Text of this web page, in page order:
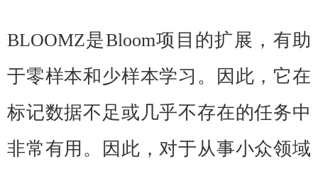
BLOOMZ是Bloom项目的扩展，有助
于零样本和少样本学习。因此，它在
标记数据不足或几乎不存在的任务中
非常有用。因此，对于从事小众领域